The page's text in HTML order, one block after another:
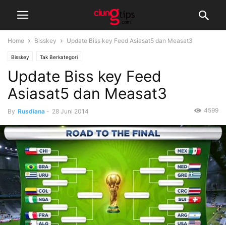
Home Bisskey Update Biss key Feed Asiasat5 dan Measat3
Bisskey Tak Berkategori
Update Biss key Feed
Asiasat5 dan Measat3
By Rusdiana - 28 Juni 2014 4599